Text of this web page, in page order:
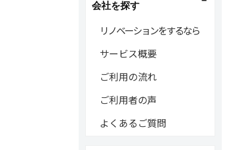
会社を探す
リノベーションをするなら
サービス概要
ご利用の流れ
ご利用者の声
よくあるご質問